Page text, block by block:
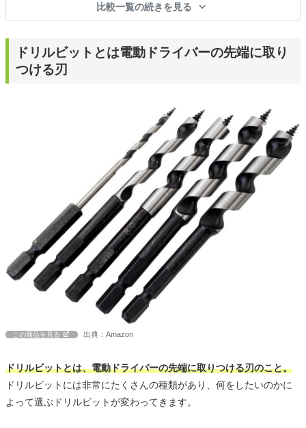
比較一覧の続きを見る
ドリルビットとは電動ドライバーの先端に取り
つける刃
この商品を見る 出典：Amazon
ドリルビットとは、電動ドライバーの先端に取りつける刃のこと。
ドリルビットには非常にたくさんの種類があり、何をしたいのかに
よって選ぶドリルビットが変わってきます。